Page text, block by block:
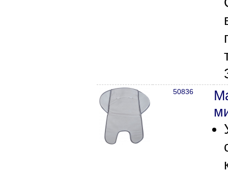
50836